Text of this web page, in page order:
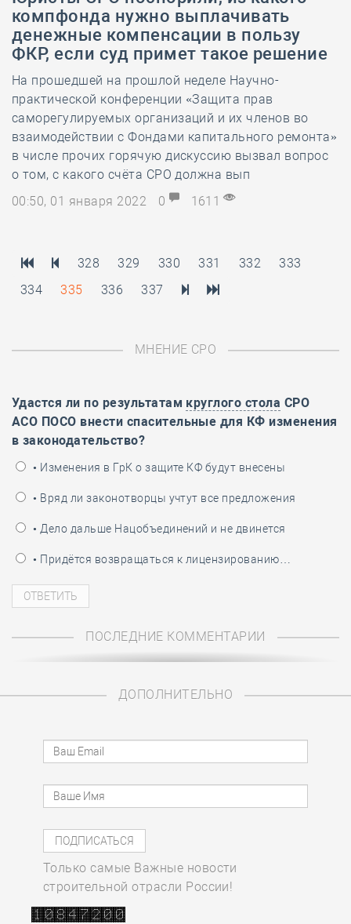
компфонда нужно выплачивать
денежные компенсации в пользу
ФКР, если суд примет такое решение
На прошедшей на прошлой неделе Научно-
практической конференции «Защита прав
саморегулируемых организаций и их членов во
взаимодействии с Фондами капитального ремонта»
в числе прочих горячую дискуссию вызвал вопрос
о том, с какого счёта СРО должна вып
00:50, 01 января 2022
0 1611
328 329 330 331 332
333
334
335 336 337
МНЕНИЕ СРО
Удастся ли по результатам круглого стола СРО
АСО ПОСО внести спасительные для КФ изменения
в законодательство?
• Изменения в ГрК о защите КФ будут внесены
• Вряд ли законотворцы учтут все предложения
• Дело дальше Нацобъединений и не двинется
• Придётся возвращаться к лицензированию…
ПОСЛЕДНИЕ КОММЕНТАРИИ
ДОПОЛНИТЕЛЬНО
Только самые Важные новости
строительной отрасли России!